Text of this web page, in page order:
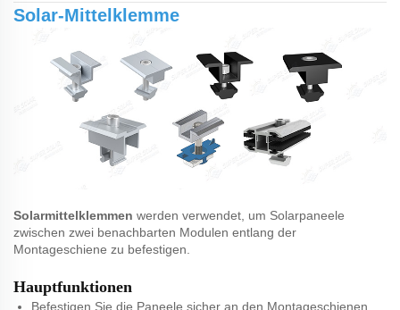
Solar-Mittelklemme
Solarmittelklemmen werden verwendet, um Solarpaneele
zwischen zwei benachbarten Modulen entlang der
Montageschiene zu befestigen.
Hauptfunktionen
Befestigen Sie die Paneele sicher an den Montageschienen